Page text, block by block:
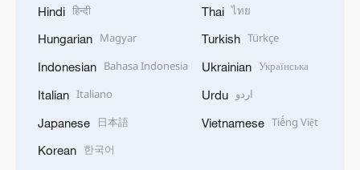
Hindi हिन्दी
Hungarian Magyar
Indonesian Bahasa Indonesia
Italian Italiano
Japanese 日本語
Korean 한국어
Thai ไทย
Turkish Türkçe
Ukrainian Українська
Urdu اردو
Vietnamese Tiếng Việt